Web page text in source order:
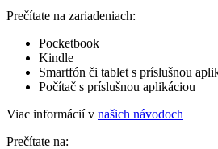
Prečítate na zariadeniach:
Pocketbook
Kindle
Smartfón či tablet s príslušnou
Počítač s príslušnou aplikáciou
Viac informácií v našich návodoch
Prečítate na: